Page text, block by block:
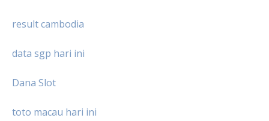
result cambodia
data sgp hari ini
Dana Slot
toto macau hari ini